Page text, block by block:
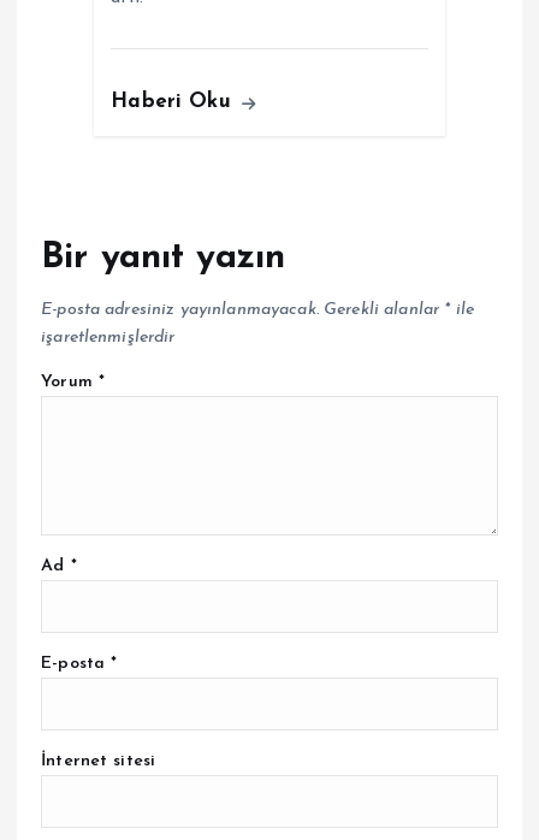
Haberi Oku
Bir yanıt yazın
E-posta adresiniz yayınlanmayacak. Gerekli alanlar *ile
işaretlenmişlerdir
Yorum *
Ad *
E-posta*
İnternet sitesi